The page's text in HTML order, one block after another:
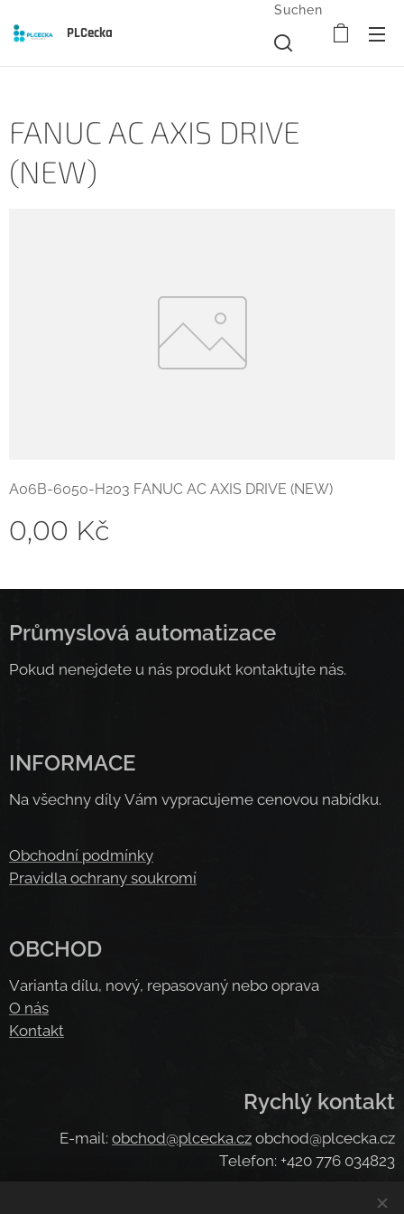
PLCecka
Suchen
FANUC AC AXIS DRIVE
(NEW)
A06B-6050-H203 FANUC AC AXIS DRIVE (NEW)
0,00 Kč
Průmyslová automatizace
Pokud nenejdete u nás produkt kontaktujte nás.
INFORMACE
Na všechny díly Vám vypracujeme cenovou nabídku.
Obchodní podmínky
Pravidla ochrany soukromí
OBCHOD
Varianta dílu, nový, repasovaný nebo oprava
O nás
Kontakt
Rychlý kontakt
E-mail: obchod@plcecka.cz obchod@plcecka.cz
Telefon: +420 776 034823